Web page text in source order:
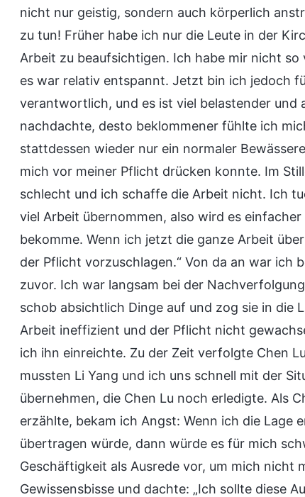
nicht nur geistig, sondern auch körperlich
zu tun! Früher habe ich nur die Leute in der
Arbeit zu beaufsichtigen. Ich habe mir nicht
es war relativ entspannt. Jetzt bin ich jedoch
verantwortlich, und es ist viel belastender und
nachdachte, desto beklommener fühlte ich
stattdessen wieder nur ein normaler
mich vor meiner Pflicht drücken konnte. Im
schlecht und ich schaffe die Arbeit nicht. Ich
viel Arbeit übernommen, also wird es
bekomme. Wenn ich jetzt die ganze Arbeit
der Pflicht vorzuschlagen.“ Von da an war ich
zuvor. Ich war langsam bei der
schob absichtlich Dinge auf und zog sie in die
Arbeit ineffizient und der Pflicht nicht
ich ihn einreichte. Zu der Zeit verfolgte Chen
mussten Li Yang und ich uns schnell mit der
übernehmen, die Chen Lu noch erledigte. Als
erzählte, bekam ich Angst: Wenn ich die Lage
übertragen würde, dann würde es für mich
Geschäftigkeit als Ausrede vor, um mich
Gewissensbisse und dachte: „Ich sollte diese